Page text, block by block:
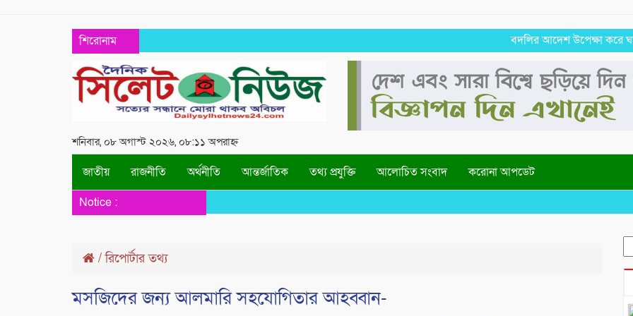
শিরোনাম বদলির আদেশ উপেক্ষা করে
শনিবার, ০৮ অগাস্ট ২০২৬, ০৮:১১ অপরাহ্ন
জাতীয় রাজনীতি অর্থনীতি আন্তর্জাতিক তথ্য প্রযুক্তি আলোচিত সংবাদ
করোনা আপডেট
Notice :
/রিপোর্টার তথ্য
মসজিদের জন্য আলমারি সহযোগিতার আহব্বান-